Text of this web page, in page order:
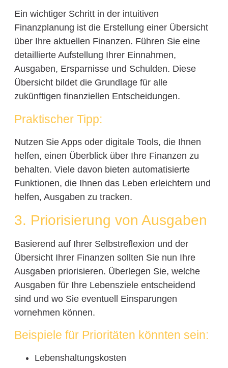
Ein wichtiger Schritt in der intuitiven
Finanzplanung ist die Erstellung einer Übersicht
über Ihre aktuellen Finanzen. Führen Sie eine
detaillierte Aufstellung Ihrer Einnahmen,
Ausgaben, Ersparnisse und Schulden. Diese
Übersicht bildet die Grundlage für alle
zukünftigen finanziellen Entscheidungen.
Praktischer Tipp:
Nutzen Sie Apps oder digitale Tools, die Ihnen
helfen, einen Überblick über Ihre Finanzen zu
behalten. Viele davon bieten automatisierte
Funktionen, die Ihnen das Leben erleichtern und
helfen, Ausgaben zu tracken.
3. Priorisierung von Ausgaben
Basierend auf Ihrer Selbstreflexion und der
Übersicht Ihrer Finanzen sollten Sie nun Ihre
Ausgaben priorisieren. Überlegen Sie, welche
Ausgaben für Ihre Lebensziele entscheidend
sind und wo Sie eventuell Einsparungen
vornehmen können.
Beispiele für Prioritäten könnten sein:
Lebenshaltungskosten